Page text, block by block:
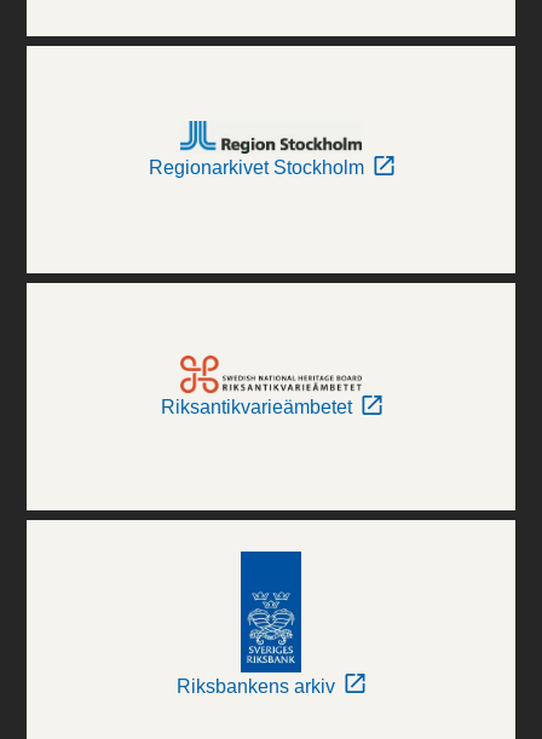
Regionarkivet Stockholm
Riksantikvarieämbetet
Riksbankens arkiv